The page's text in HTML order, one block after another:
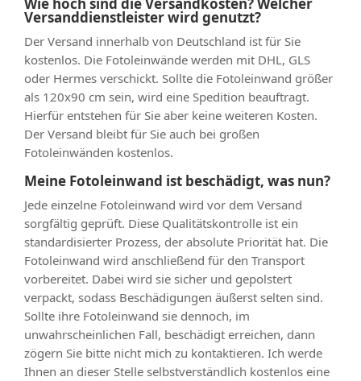
Versanddienstleister wird genutzt?
Der Versand innerhalb von Deutschland ist für Sie
kostenlos. Die Fotoleinwände werden mit DHL, GLS
oder Hermes verschickt. Sollte die Fotoleinwand größer
als 120x90 cm sein, wird eine Spedition beauftragt.
Hierfür entstehen für Sie aber keine weiteren Kosten.
Der Versand bleibt für Sie auch bei großen
Fotoleinwänden kostenlos.
Meine Fotoleinwand ist beschädigt, was nun?
Jede einzelne Fotoleinwand wird vor dem Versand
sorgfältig geprüft. Diese Qualitätskontrolle ist ein
standardisierter Prozess, der absolute Priorität hat. Die
Fotoleinwand wird anschließend für den Transport
vorbereitet. Dabei wird sie sicher und gepolstert
verpackt, sodass Beschädigungen äußerst selten sind.
Sollte ihre Fotoleinwand sie dennoch, im
unwahrscheinlichen Fall, beschädigt erreichen, dann
zögern Sie bitte nicht mich zu kontaktieren. Ich werde
Ihnen an dieser Stelle selbstverständlich kostenlos eine